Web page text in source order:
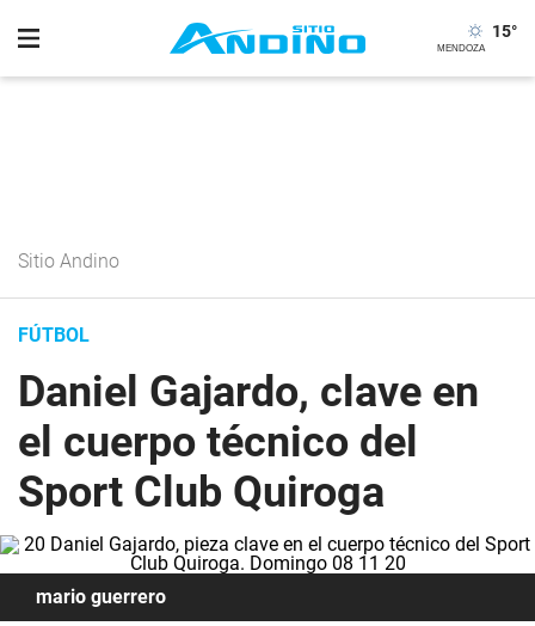
15°
Sitio Andino
FÚTBOL
Daniel Gajardo, clave en
el cuerpo técnico del
Sport Club Quiroga
mario guerrero